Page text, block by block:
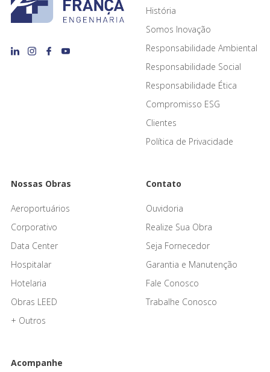
História
Somos Inovação
Responsabilidade Ambiental
Responsabilidade Social
Responsabilidade Ética
Compromisso ESG
Clientes
Política de Privacidade
Nossas Obras
Aeroportuários
Corporativo
Data Center
Hospitalar
Hotelaria
Obras LEED
+ Outros
Contato
Ouvidoria
Realize Sua Obra
Seja Fornecedor
Garantia e Manutenção
Fale Conosco
Trabalhe Conosco
Acompanhe